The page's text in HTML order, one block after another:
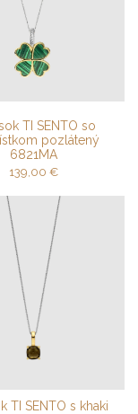
TI SENTO so
pozlátený
6821MA
139,00 €
TI SENTO s khaki